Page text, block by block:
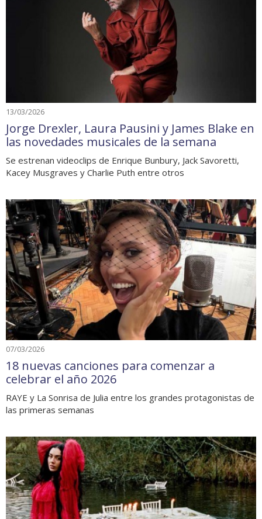
13/03/2026
Jorge Drexler, Laura Pausini y James Blake en
las novedades musicales de la semana
Se estrenan videoclips de Enrique Bunbury, Jack Savoretti,
Kacey Musgraves y Charlie Puth entre otros
07/03/2026
18 nuevas canciones para comenzar a
celebrar el año 2026
RAYE y La Sonrisa de Julia entre los grandes protagonistas de
las primeras semanas